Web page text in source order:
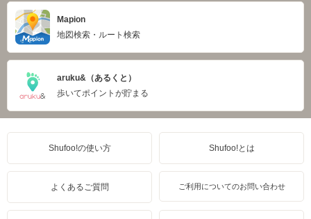
Mapion
地図検索・ルート検索
aruku&（あるくと）
歩いてポイントが貯まる
Shufoo!の使い方 Shufoo!とは
よくあるご質問 ご利用についてのお問い合わせ